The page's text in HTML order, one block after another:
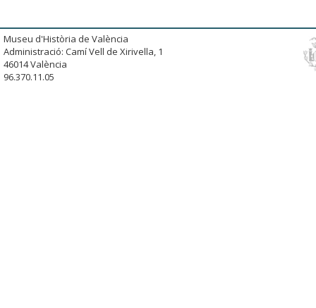
Museu d'Història de València
Administració: Camí Vell de Xirivella, 1
46014 València
96.370.11.05